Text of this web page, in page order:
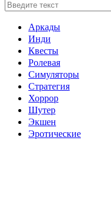
Аркады
Инди
Квесты
Ролевая
Симуляторы
Стратегия
Хоррор
Шутер
Экшен
Эротические